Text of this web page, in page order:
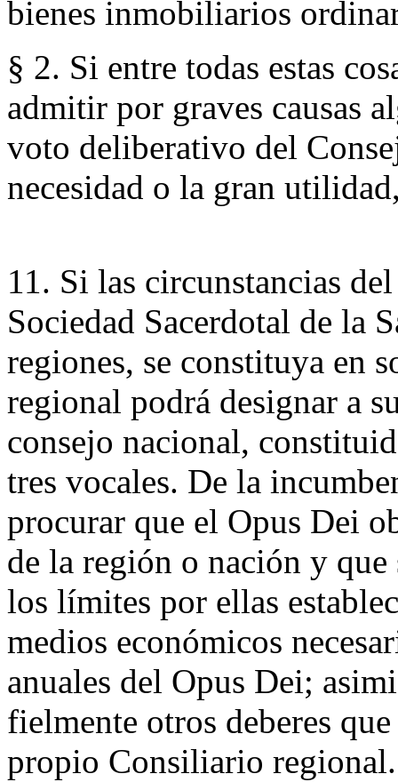
bienes inmobiliarios
§ 2. Si entre todas estas
admitir por graves causas
voto deliberativo del
necesidad o la gran
11. Si las circunstancias
Sociedad Sacerdotal de la
regiones, se constituya en
regional podrá designar a
consejo nacional,
tres vocales. De la
procurar que el Opus Dei
de la región o nación y que
los límites por ellas
medios económicos
anuales del Opus Dei;
fielmente otros deberes
propio Consiliario regional.